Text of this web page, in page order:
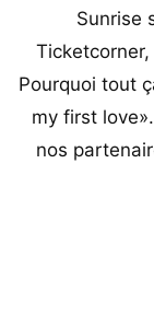
Sunrise
Pourquoi tout
my first
nos